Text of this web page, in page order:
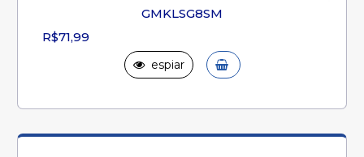
GMKLSG8SM
R$71,99
espiar